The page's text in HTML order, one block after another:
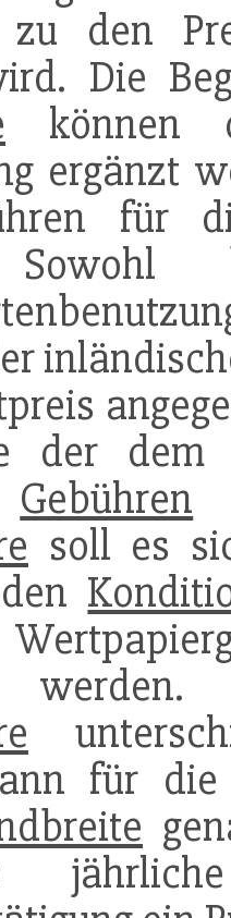
zu den
Die
können
ergänzt
für
Sowohl
der dem
Gebühren
soll es
für